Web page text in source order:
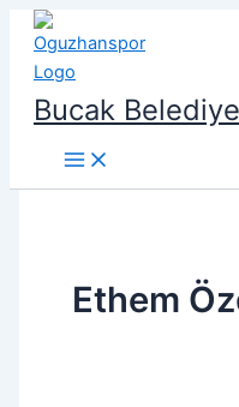
İçeriğe
atla
Bucak
Ethem